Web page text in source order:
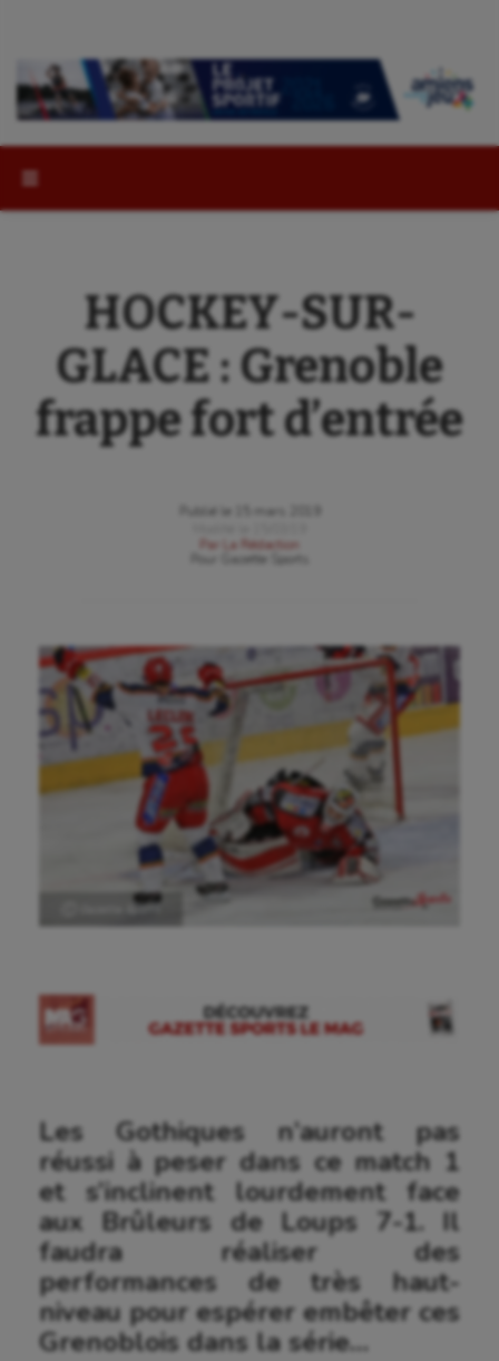
HOCKEY-SUR-
GLACE : Grenoble
frappe fort d’entrée
Publié le
15 mars 2019
Par
La Rédaction
Gazette Sports
Les Gothiques n’auront pas
réussi à peser dans ce match 1
et s’inclinent lourdement face
aux Brûleurs de Loups 7-1. Il
faudra réaliser des
performances de très haut-
niveau pour espérer embêter ces
Grenoblois dans la série…